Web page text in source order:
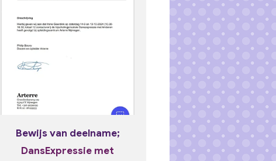
Bewijs van deelname;
DansExpressie met